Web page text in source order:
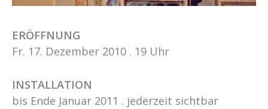
ERÖFFNUNG
Fr. 17. Dezember 2010 . 19 Uhr
INSTALLATION
bis Ende Januar 2011 . jederzeit sichtbar